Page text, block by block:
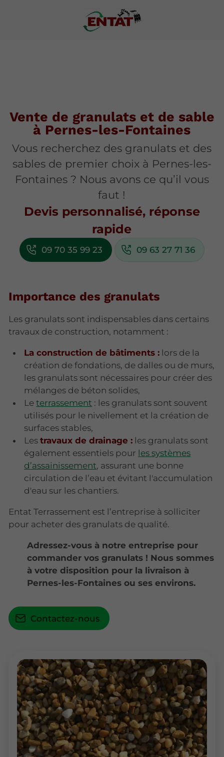
Vente de granulats et de sable
à Pernes-les-Fontaines
Vous recherchez des granulats et des
sables de premier choix à Pernes-les-
Fontaines ? Nous avons ce qu’il vous
faut !
Devis personnalisé, réponse
rapide
09 70 35 99 23 09 63 27 71 36
Importance des granulats
Les granulats sont indispensables dans certains
travaux de construction, notamment :
La construction de bâtiments : lors de la
création de fondations, de dalles ou de murs,
les granulats sont nécessaires pour créer des
mélanges de béton solides,
Leterrassement : les granulats sont souvent
utilisés pour le nivellement et la création de
surfaces stables,
Lestravaux de drainage : les granulats sont
également essentiels pour les systèmes
d’assainissement, assurant une bonne
circulation de l’eau et évitant l'accumulation
d'eau sur les chantiers.
Entat Terrassement est l’entreprise à solliciter
pour acheter des granulats de qualité.
Adressez-vous à notre entreprise pour
commander vos granulats ! Nous sommes
à votre disposition pour la livraison à
Pernes-les-Fontaines ou ses environs.
Contactez-nous